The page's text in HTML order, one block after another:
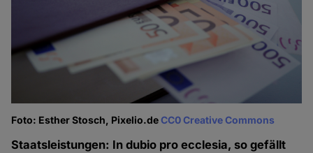
Foto: Esther Stosch, Pixelio.deCC0 Creative Commons
Staatsleistungen: In dubio pro ecclesia, so gefällt